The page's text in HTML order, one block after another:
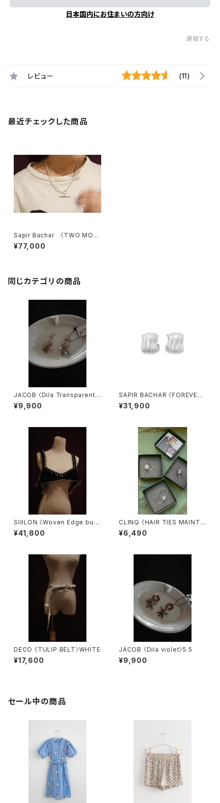
日本国内にお住まいの方向け
通報する
レビュー (11)
最近チェックした商品
Sapir Bachar 〈TWO MOO
NS NECKLACE〉
¥77,000
同じカテゴリの商品
JACOB 〈Dila Transparent〉
5.5
¥9,900
SAPIR BACHAR 〈FOREVER
MINI HOOPS 〉
¥31,900
SIIILON 〈Woven Edge bust
ier〉
¥41,800
CLINQ 〈HAIR TIES MAINTE
NANCE〉
¥6,490
DECO 〈TULIP BELT〉WHITE
¥17,600
JACOB 〈Dila violet〉5.5
¥9,900
セール中の商品